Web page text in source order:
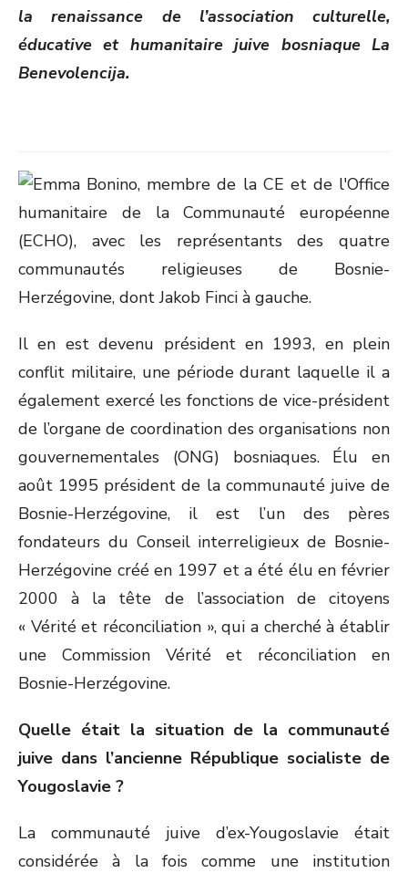
la renaissance de l’association culturelle,
éducative et humanitaire juive bosniaque La
Benevolencija.
Il en est devenu président en 1993, en plein
conflit militaire, une période durant laquelle il a
également exercé les fonctions de vice-président
de l’organe de coordination des organisations non
gouvernementales (ONG) bosniaques. Élu en
août 1995 président de la communauté juive de
Bosnie-Herzégovine, il est l’un des pères
fondateurs du Conseil interreligieux de Bosnie-
Herzégovine créé en 1997 et a été élu en février
2000 à la tête de l’association de citoyens
« Vérité et réconciliation », qui a cherché à établir
une Commission Vérité et réconciliation en
Bosnie-Herzégovine.
Quelle était la situation de la communauté
juive dans l’ancienne République socialiste de
Yougoslavie ?
La communauté juive d’ex-Yougoslavie était
considérée à la fois comme une institution